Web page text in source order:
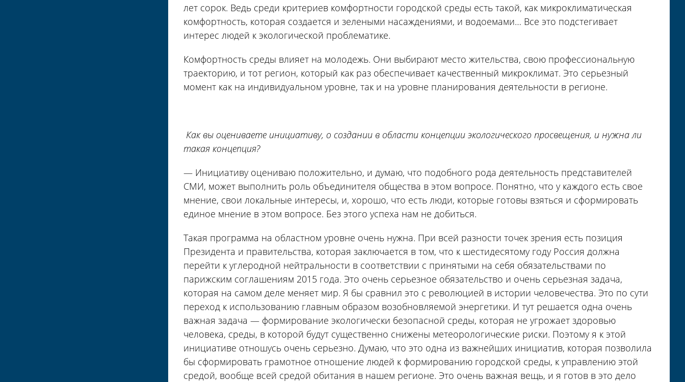
лет сорок. Ведь среди критериев комфортности городской среды есть такой, как микроклиматическая
комфортность, которая создается и зелеными насаждениями, и водоемами… Все это подстегивает
интерес людей к экологической проблематике.
Комфортность среды влияет на молодежь. Они выбирают место жительства, свою профессиональную
траекторию, и тот регион, который как раз обеспечивает качественный микроклимат. Это серьезный
момент как на индивидуальном уровне, так и на уровне планирования деятельности в регионе.
Как вы оцениваете инициативу, о создании в области концепции экологического просвещения, и нужна ли
такая концепция?
— Инициативу оцениваю положительно, и думаю, что подобного рода деятельность представителей
СМИ, может выполнить роль объединителя общества в этом вопросе. Понятно, что у каждого есть свое
мнение, свои локальные интересы, и, хорошо, что есть люди, которые готовы взяться и сформировать
единое мнение в этом вопросе. Без этого успеха нам не добиться.
Такая программа на областном уровне очень нужна. При всей разности точек зрения есть позиция
Президента и правительства, которая заключается в том, что к шестидесятому году Россия должна
перейти к углеродной нейтральности в соответствии с принятыми на себя обязательствами по
парижским соглашениям 2015 года. Это очень серьезное обязательство и очень серьезная задача,
которая на самом деле меняет мир. Я бы сравнил это с революцией в истории человечества. Это по сути
переход к использованию главным образом возобновляемой энергетики. И тут решается одна очень
важная задача — формирование экологически безопасной среды, которая не угрожает здоровью
человека, среды, в которой будут существенно снижены метеорологические риски. Поэтому я к этой
инициативе отношусь очень серьезно. Думаю, что это одна из важнейших инициатив, которая позволила
бы сформировать грамотное отношение людей к формированию городской среды, к управлению этой
средой, вообще всей средой обитания в нашем регионе. Это очень важная вещь, и я готов в это дело